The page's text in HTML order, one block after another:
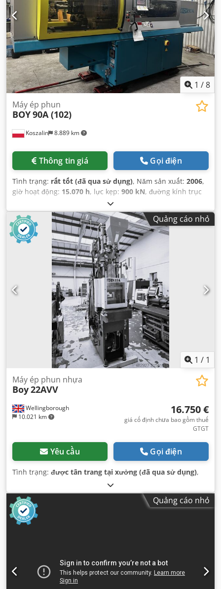
1 /8
Koszalin 8.889 km
Máy ép phun
BOY90A (102)
Thông tin giá Gọi điện
Tình trạng: rất tốt (đã qua sử dụng), Năm sản xuất: 2006,
giờ hoạt động: 15.070 h, lực kẹp: 900 kN, đường kính trục
1.724 thanh
193 g,
Quảng cáo nhỏ
1 / 1
Wellingborough
10.021 km
Máy ép phun nhựa
Boy22AVV
16.750 €
giá cố định chưa bao gồm thuế
GTGT
Yêu cầu Gọi điện
Tình trạng: được tân trang tại xưởng (đã qua sử dụng),
Quảng cáo nhỏ